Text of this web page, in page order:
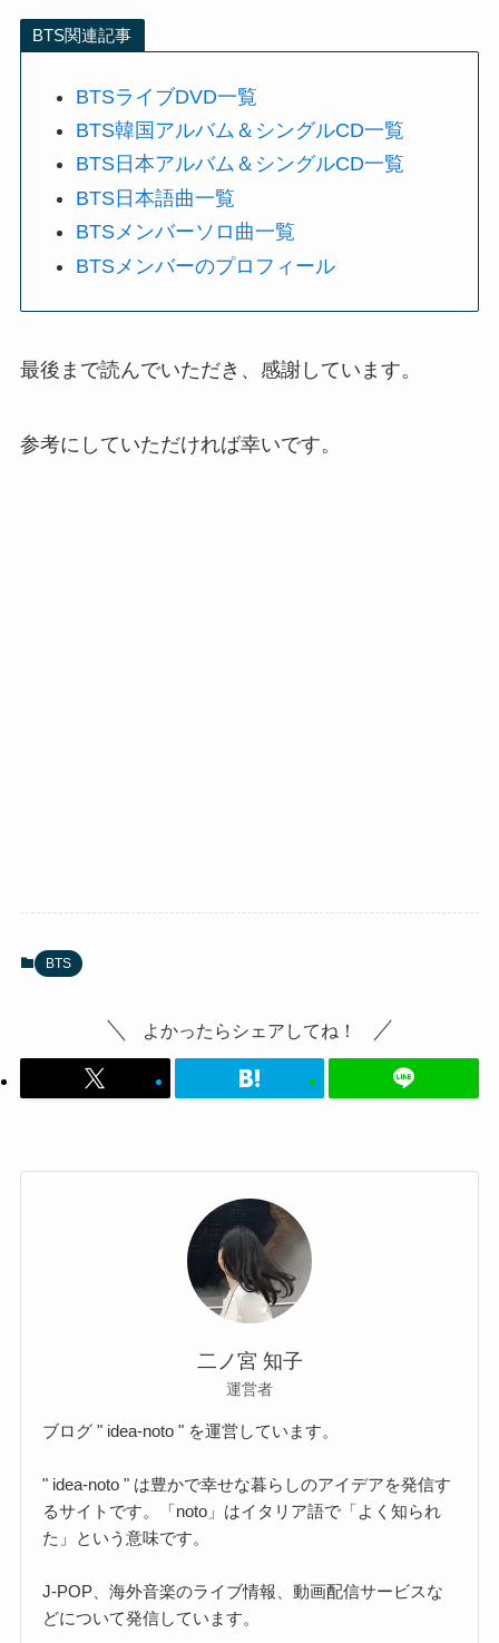
BTS関連記事
BTSライブDVD一覧
BTS韓国アルバム＆シングルCD一覧
BTS日本アルバム＆シングルCD一覧
BTS日本語曲一覧
BTSメンバーソロ曲一覧
BTSメンバーのプロフィール
最後まで読んでいただき、感謝しています。
参考にしていただければ幸いです。
BTS
よかったらシェアしてね！
二ノ宮 知子
運営者
ブログ " idea-noto " を運営しています。
" idea-noto " は豊かで幸せな暮らしのアイデアを発信す
るサイトです。「noto」はイタリア語で「よく知られ
た」という意味です。
J-POP、海外音楽のライブ情報、動画配信サービスな
どについて発信しています。